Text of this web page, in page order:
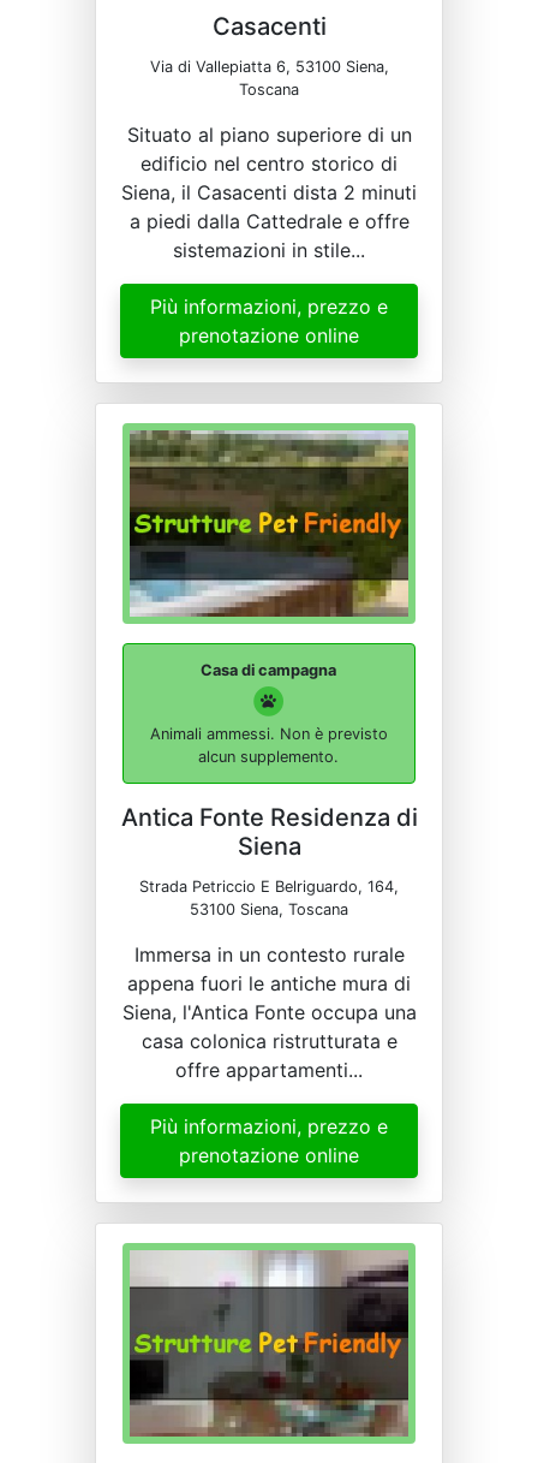
Casacenti
Via di Vallepiatta 6, 53100 Siena,
Toscana
Situato al piano superiore di un
edificio nel centro storico di
Siena, il Casacenti dista 2 minuti
a piedi dalla Cattedrale e offre
sistemazioni in stile...
Più informazioni, prezzo e
prenotazione online
Casa di campagna
Animali ammessi. Non è previsto
alcun supplemento.
Antica Fonte Residenza di
Siena
Strada Petriccio E Belriguardo, 164,
53100 Siena, Toscana
Immersa in un contesto rurale
appena fuori le antiche mura di
Siena, l'Antica Fonte occupa una
casa colonica ristrutturata e
offre appartamenti...
Più informazioni, prezzo e
prenotazione online